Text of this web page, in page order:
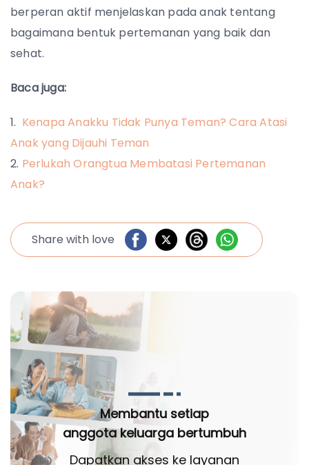
berperan aktif menjelaskan pada anak tentang
bagaimana bentuk pertemanan yang baik dan
sehat.
Baca juga:
Kenapa Anakku Tidak Punya Teman? Cara Atasi
Anak yang Dijauhi Teman
Perlukah Orangtua Membatasi Pertemanan
Anak?
Share with love
Membantu setiap
anggota keluarga bertumbuh
Dapatkan akses ke layanan